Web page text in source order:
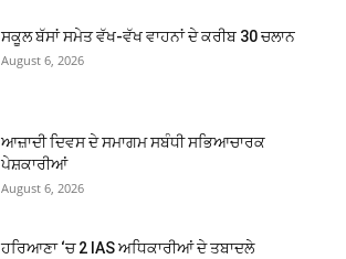
ਸਕੂਲ ਬੱਸਾਂ ਸਮੇਤ ਵੱਖ-ਵੱਖ ਵਾਹਨਾਂ ਦੇ ਕਰੀਬ 30 ਚਲਾਨ
August 6, 2026
ਆਜ਼ਾਦੀ ਦਿਵਸ ਦੇ ਸਮਾਗਮ ਸਬੰਧੀ ਸਭਿਆਚਾਰਕ
ਪੇਸ਼ਕਾਰੀਆਂ
August 6, 2026
ਹਰਿਆਣਾ ‘ਚ 2 IAS ਅਧਿਕਾਰੀਆਂ ਦੇ ਤਬਾਦਲੇ